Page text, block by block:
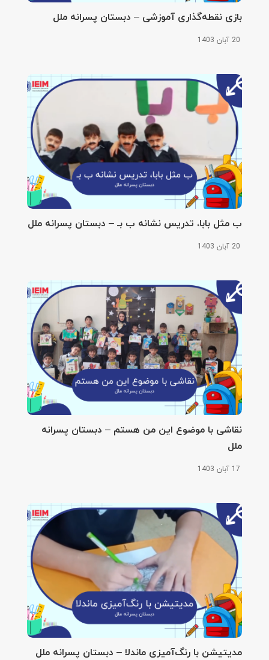
بازی نقطه‌گذاری آموزشی – دبستان پسرانه ملل
20 آبان 1403
ب مثل بابا، تدریس نشانه ب بـ – دبستان پسرانه ملل
20 آبان 1403
نقاشی با موضوع این من هستم – دبستان پسرانه
ملل
17 آبان 1403
مدیتیشن با رنگ‌آمیزی ماندلا – دبستان پسرانه ملل